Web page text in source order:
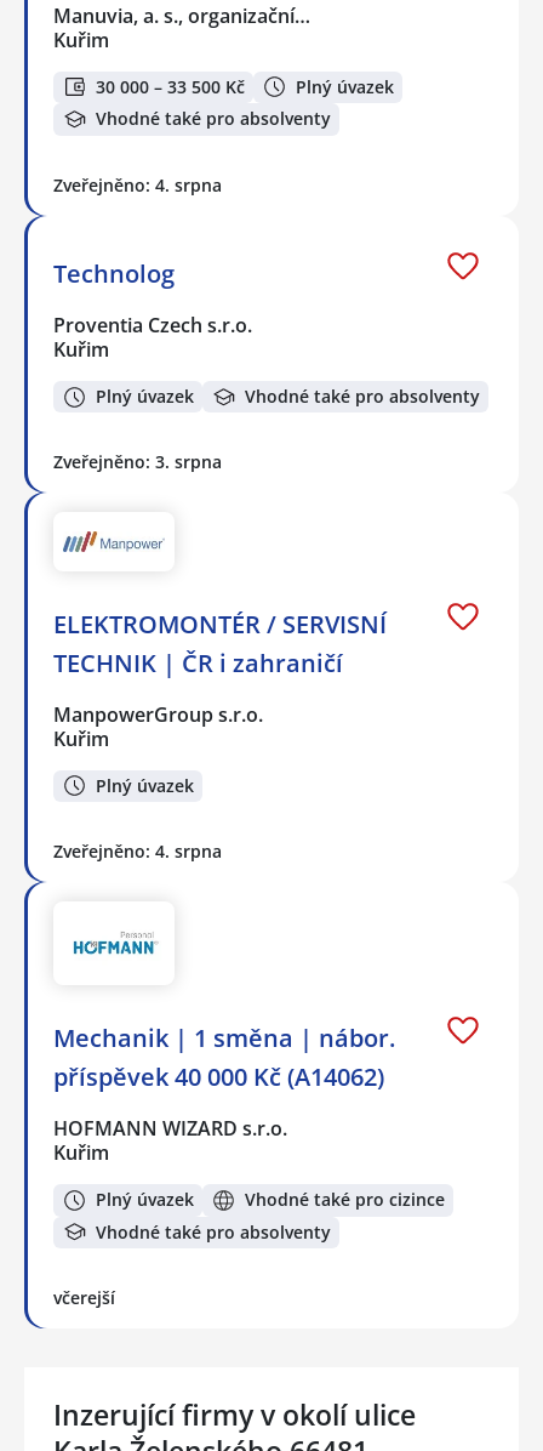
Manuvia, a. s., organizační…
Kuřim
30 000 – 33 500 Kč
Plný úvazek
Vhodné také pro absolventy
Zveřejněno: 4. srpna
Technolog
Proventia Czech s.r.o.
Kuřim
Plný úvazek Vhodné také pro absolventy
Zveřejněno: 3. srpna
ELEKTROMONTÉR / SERVISNÍ
TECHNIK | ČR i zahraničí
ManpowerGroup s.r.o.
Kuřim
Plný úvazek
Zveřejněno: 4. srpna
Mechanik️ | 1 směna | nábor.
příspěvek 40 000 Kč (A14062)
HOFMANN WIZARD s.r.o.
Kuřim
Plný úvazek
Vhodné také pro cizince
Vhodné také pro absolventy
včerejší
Inzerující firmy v okolí ulice